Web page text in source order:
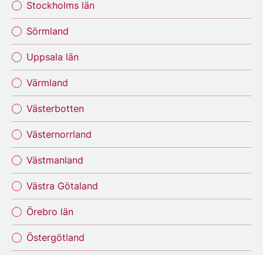
Stockholms län
Sörmland
Uppsala län
Värmland
Västerbotten
Västernorrland
Västmanland
Västra Götaland
Örebro län
Östergötland